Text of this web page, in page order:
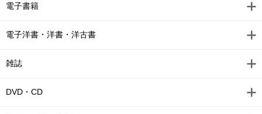
電子書籍
電子洋書・洋書・洋古書
雑誌
DVD・CD